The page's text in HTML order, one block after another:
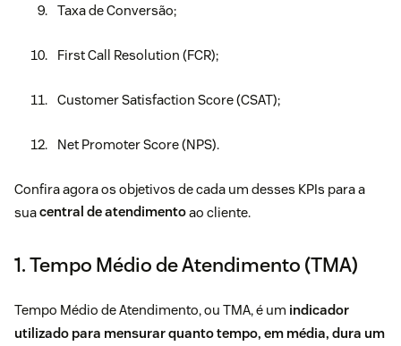
Taxa de Conversão;
First Call Resolution (FCR);
Customer Satisfaction Score (CSAT);
Net Promoter Score (NPS).
Confira agora os objetivos de cada um desses KPIs para a
suacentral de atendimentoao cliente.
1. Tempo Médio de Atendimento (TMA)
Tempo Médio de Atendimento, ou TMA, é um indicador
utilizado para mensurar quanto tempo, em média, dura um